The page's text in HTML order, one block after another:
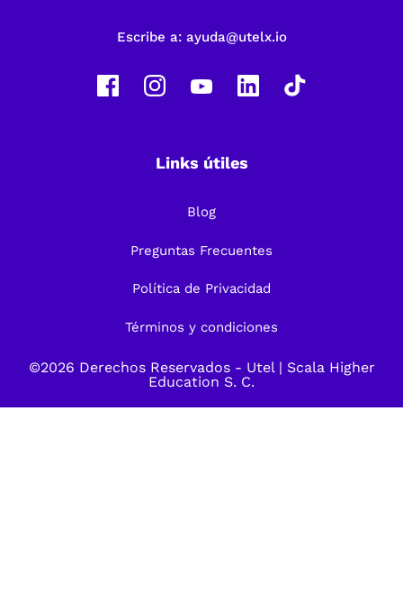
Escribe a: ayuda@utelx.io
Links útiles
Blog
Preguntas Frecuentes
Política de Privacidad
Términos y condiciones
©2026 Derechos Reservados - Utel| Scala Higher
Education S. C.